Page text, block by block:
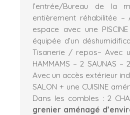
l’entrée/Bureau de la
entièrement réhabilitée
espace avec une
équipée d’un
Tisanerie / repos– Avec
HAMMAMS – 2 SAUNAS
Avec un accès extérieur
SALON + une CUISINE
Dans les combles : 2
grenier aménagé